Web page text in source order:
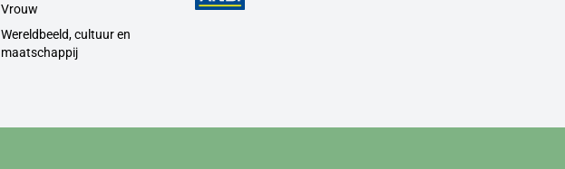
Vrouw
Wereldbeeld, cultuur en
maatschappij